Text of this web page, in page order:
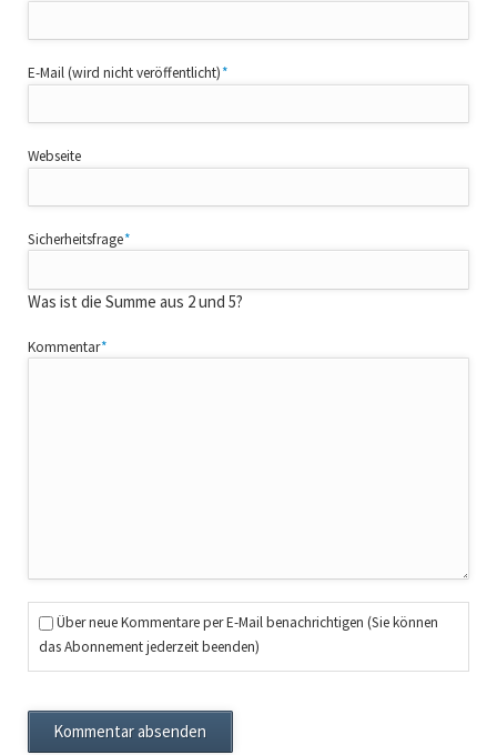
Pflichtfeld
E-Mail (wird nicht veröffentlicht)*
Webseite
Pflichtfeld
Sicherheitsfrage*
Was ist die Summe aus 2 und 5?
Pflichtfeld
Kommentar*
Über neue Kommentare per E-Mail benachrichtigen (Sie können
das Abonnement jederzeit beenden)
Kommentar absenden